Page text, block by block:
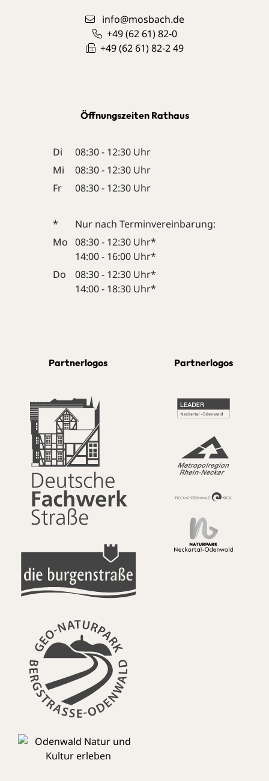
info@mosbach.de
+49 (62 61) 82-0
+49 (62 61) 82-2 49
Öffnungszeiten Rathaus
Di
08:30 - 12:30 Uhr
Mi
08:30 - 12:30 Uhr
Fr
08:30 - 12:30 Uhr
*
Nur nach Terminvereinbarung:
Mo 08:30 - 12:30 Uhr*
14:00 - 16:00 Uhr*
Do
08:30 - 12:30 Uhr*
14:00 - 18:30 Uhr*
Partnerlogos Partnerlogos